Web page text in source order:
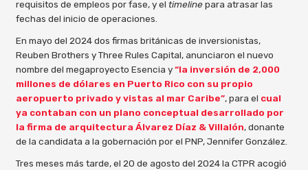
requisitos de empleos por fase, y el timelinepara atrasar las
fechas del inicio de operaciones.
En mayo del 2024 dos firmas británicas de inversionistas,
Reuben Brothers y Three Rules Capital, anunciaron el nuevo
nombre del megaproyecto Esencia y“la inversión de 2,000
millones de dólares en Puerto Rico con su propio
aeropuerto privado y vistas al mar Caribe”, para el cual
ya contaban con un plano conceptual desarrollado por
la firma de arquitectura Álvarez Díaz & Villalón, donante
de la candidata a la gobernación por el PNP, Jennifer González.
Tres meses más tarde, el 20 de agosto del 2024 la CTPR acogió